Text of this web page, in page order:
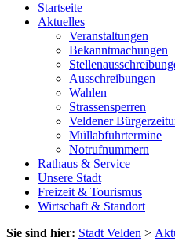
Startseite
Aktuelles
Veranstaltungen
Bekanntmachungen
Ausschreibungen
Wahlen
Strassensperren
Veldener
Müllabfuhrtermine
Notrufnummern
Rathaus & Service
Unsere Stadt
Freizeit & Tourismus
Wirtschaft & Standort
Sie sind hier: Stadt Velden >